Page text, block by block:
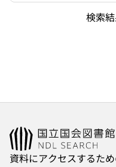
検索結
資料にアクセスするた